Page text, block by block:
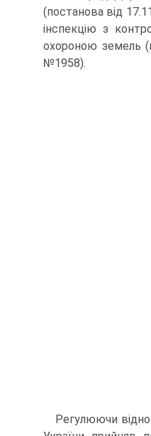
(постанова від
інспекцію з
охороною земель
№1958).
Регулюючи